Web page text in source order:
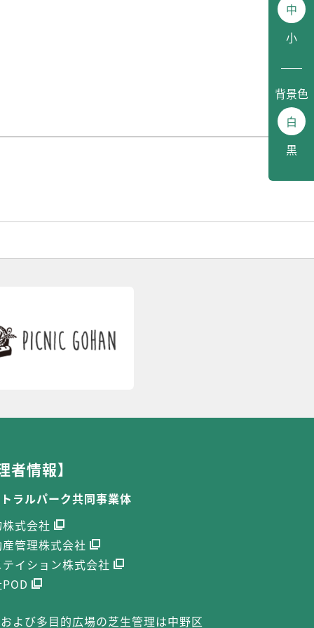
者情報】
ラルパーク共同事業体
式会社
管理株式会社
イション株式会社
よび多目的広場の芝生管理は中野区
中
小
背景色
白
黒